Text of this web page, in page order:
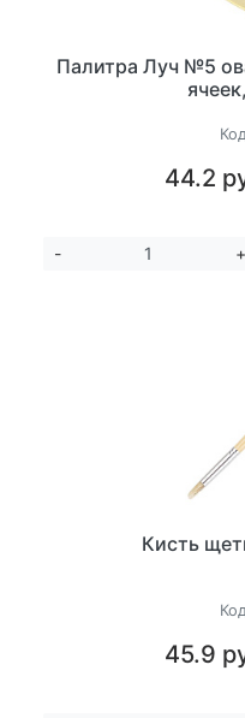
Палитра Луч №5
44.2
- +
Кисть
45.9